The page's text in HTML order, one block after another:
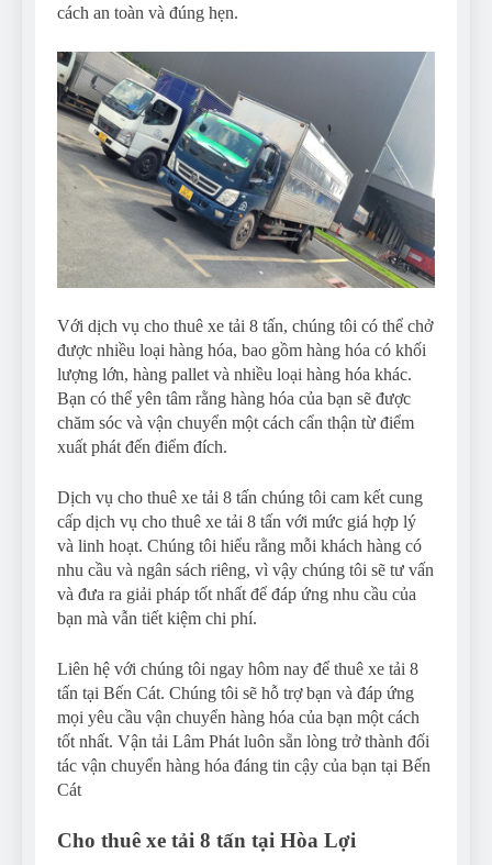
cách an toàn và đúng hẹn.
Với dịch vụ cho thuê xe tải 8 tấn, chúng tôi có thể chở
được nhiều loại hàng hóa, bao gồm hàng hóa có khối
lượng lớn, hàng pallet và nhiều loại hàng hóa khác.
Bạn có thể yên tâm rằng hàng hóa của bạn sẽ được
chăm sóc và vận chuyển một cách cẩn thận từ điểm
xuất phát đến điểm đích.
Dịch vụ cho thuê xe tải 8 tấn chúng tôi cam kết cung
cấp dịch vụ cho thuê xe tải 8 tấn với mức giá hợp lý
và linh hoạt. Chúng tôi hiểu rằng mỗi khách hàng có
nhu cầu và ngân sách riêng, vì vậy chúng tôi sẽ tư vấn
và đưa ra giải pháp tốt nhất để đáp ứng nhu cầu của
bạn mà vẫn tiết kiệm chi phí.
Liên hệ với chúng tôi ngay hôm nay để thuê xe tải 8
tấn tại Bến Cát. Chúng tôi sẽ hỗ trợ bạn và đáp ứng
mọi yêu cầu vận chuyển hàng hóa của bạn một cách
tốt nhất. Vận tải Lâm Phát luôn sẵn lòng trở thành đối
tác vận chuyển hàng hóa đáng tin cậy của bạn tại Bến
Cát
Cho thuê xe tải 8 tấn tại Hòa Lợi